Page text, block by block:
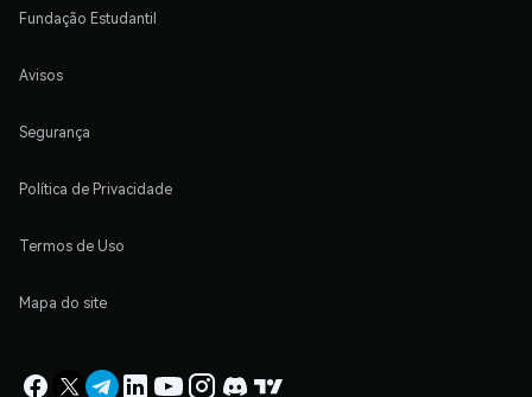
Fundação Estudantil
Avisos
Segurança
Política de Privacidade
Termos de Uso
Mapa do site